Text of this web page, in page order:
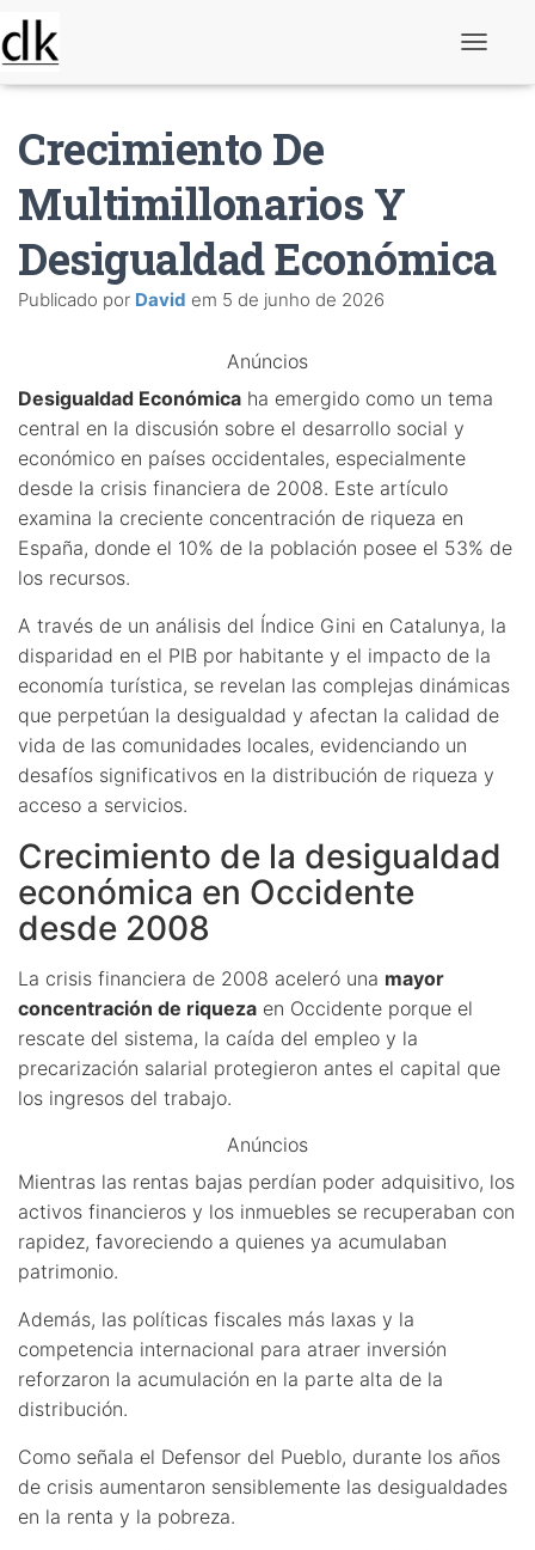
v
Crecimiento De
Multimillonarios Y
Desigualdad Económica
Publicado por David em 5 de junho de 2026
Anúncios
Desigualdad Económica ha emergido como un tema
central en la discusión sobre el desarrollo social y
económico en países occidentales, especialmente
desde la crisis financiera de 2008. Este artículo
examina la creciente concentración de riqueza en
España, donde el 10% de la población posee el 53% de
los recursos.
A través de un análisis del Índice Gini en Catalunya, la
disparidad en el PIB por habitante y el impacto de la
economía turística, se revelan las complejas dinámicas
que perpetúan la desigualdad y afectan la calidad de
vida de las comunidades locales, evidenciando un
desafíos significativos en la distribución de riqueza y
acceso a servicios.
Crecimiento de la desigualdad
económica en Occidente
desde 2008
La crisis financiera de 2008 aceleró una mayor
concentración de riqueza en Occidente porque el
rescate del sistema, la caída del empleo y la
precarización salarial protegieron antes el capital que
los ingresos del trabajo.
Anúncios
Mientras las rentas bajas perdían poder adquisitivo, los
activos financieros y los inmuebles se recuperaban con
rapidez, favoreciendo a quienes ya acumulaban
patrimonio.
Además, las políticas fiscales más laxas y la
competencia internacional para atraer inversión
reforzaron la acumulación en la parte alta de la
distribución.
Como señala el Defensor del Pueblo, durante los años
de crisis aumentaron sensiblemente las desigualdades
en la renta y la pobreza.